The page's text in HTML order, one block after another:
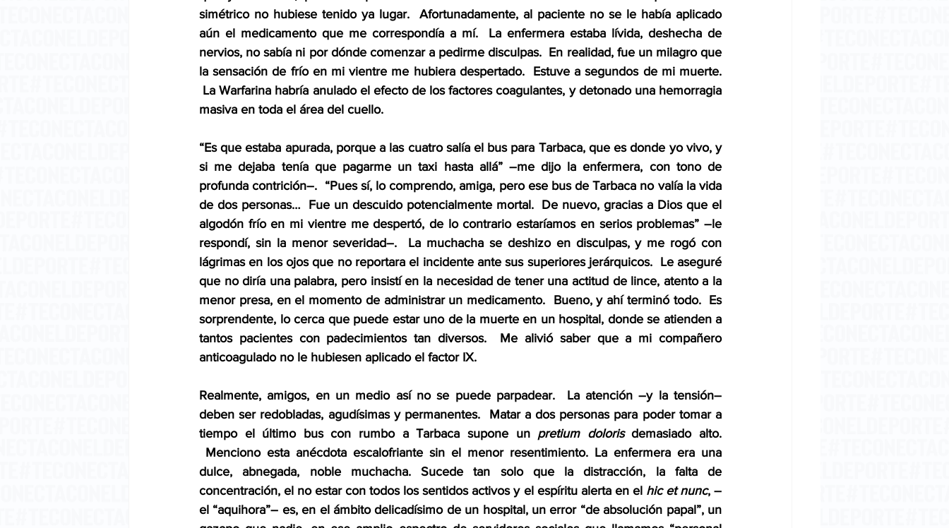
simétrico no hubiese tenido ya lugar.  Afortunadamente, al paciente no se le había aplicado
aún el medicamento que me correspondía a mí.  La enfermera estaba lívida, deshecha de
nervios, no sabía ni por dónde comenzar a pedirme disculpas.  En realidad, fue un milagro que
la sensación de frío en mi vientre me hubiera despertado.  Estuve a segundos de mi muerte.
La Warfarina habría anulado el efecto de los factores coagulantes, y detonado una hemorragia
masiva en toda el área del cuello.
“Es que estaba apurada, porque a las cuatro salía el bus para Tarbaca, que es donde yo vivo, y
si me dejaba tenía que pagarme un taxi hasta allá” –me dijo la enfermera, con tono de
profunda contrición–.  “Pues sí, lo comprendo, amiga, pero ese bus de Tarbaca no valía la vida
de dos personas…  Fue un descuido potencialmente mortal.  De nuevo, gracias a Dios que el
algodón frío en mi vientre me despertó, de lo contrario estaríamos en serios problemas” –le
respondí, sin la menor severidad–.  La muchacha se deshizo en disculpas, y me rogó con
lágrimas en los ojos que no reportara el incidente ante sus superiores jerárquicos.  Le aseguré
que no diría una palabra, pero insistí en la necesidad de tener una actitud de lince, atento a la
menor presa, en el momento de administrar un medicamento.  Bueno, y ahí terminó todo.  Es
sorprendente, lo cerca que puede estar uno de la muerte en un hospital, donde se atienden a
tantos pacientes con padecimientos tan diversos.  Me alivió saber que a mi compañero
anticoagulado no le hubiesen aplicado el factor IX.
Realmente, amigos, en un medio así no se puede parpadear.  La atención –y la tensión–
deben ser redobladas, agudísimas y permanentes.  Matar a dos personas para poder tomar a
tiempo el último bus con rumbo a Tarbaca supone un pretium doloris demasiado alto.
Menciono esta anécdota escalofriante sin el menor resentimiento. La enfermera era una
dulce, abnegada, noble muchacha. Sucede tan solo que la distracción, la falta de
concentración, el no estar con todos los sentidos activos y el espíritu alerta en el hic et nunc, –
el “aquihora”– es, en el ámbito delicadísimo de un hospital, un error “de absolución papal”, un